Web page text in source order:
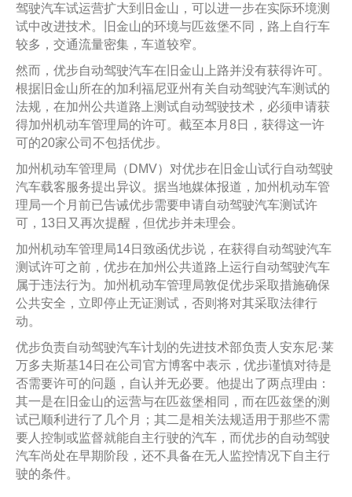
驾驶汽车试运营扩大到旧金山，可以进一步在实际环境测
试中改进技术。旧金山的环境与匹兹堡不同，路上自行车
较多，交通流量密集，车道较窄。
然而，优步自动驾驶汽车在旧金山上路并没有获得许可。
根据旧金山所在的加利福尼亚州有关自动驾驶汽车测试的
法规，在加州公共道路上测试自动驾驶技术，必须申请获
得加州机动车管理局的许可。截至本月8日，获得这一许
可的20家公司不包括优步。
加州机动车管理局（DMV）对优步在旧金山试行自动驾驶
汽车载客服务提出异议。据当地媒体报道，加州机动车管
理局一个月前已告诫优步需要申请自动驾驶汽车测试许
可，13日又再次提醒，但优步并未理会。
加州机动车管理局14日致函优步说，在获得自动驾驶汽车
测试许可之前，优步在加州公共道路上运行自动驾驶汽车
属于违法行为。加州机动车管理局敦促优步采取措施确保
公共安全，立即停止无证测试，否则将对其采取法律行
动。
优步负责自动驾驶汽车计划的先进技术部负责人安东尼·莱
万多夫斯基14日在公司官方博客中表示，优步谨慎对待是
否需要许可的问题，自认并无必要。他提出了两点理由：
其一是在旧金山的运营与在匹兹堡相同，而在匹兹堡的测
试已顺利进行了几个月；其二是相关法规适用于那些不需
要人控制或监督就能自主行驶的汽车，而优步的自动驾驶
汽车尚处在早期阶段，还不具备在无人监控情况下自主行
驶的条件。